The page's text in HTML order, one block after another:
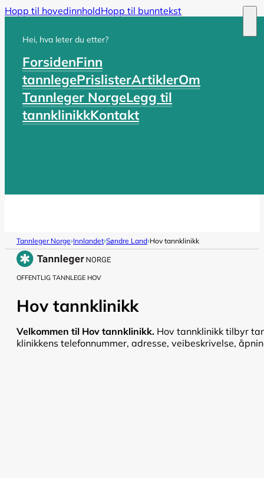
Hopp til hovedinnholdHopp til bunntekst
Hei, hva leter du etter?
ForsidenFinn
tannlegePrislisterArtiklerOm
Tannleger NorgeLegg til
tannklinikkKontakt
Tannleger Norge›Innlandet›Søndre Land›Hov tannklinikk
OFFENTLIG TANNLEGE HOV
Hov tannklinikk
Velkommen til Hov tannklinikk. Hov tannklinikk tilbyr
klinikkens telefonnummer, adresse, veibeskrivelse,